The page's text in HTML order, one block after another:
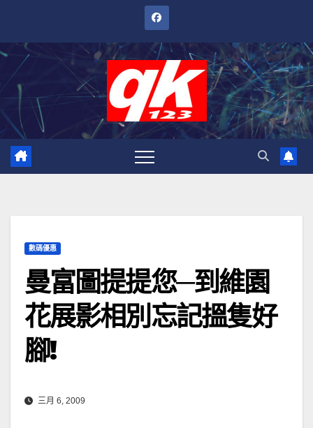
內
數碼優惠
曼富圖提提您─到維園
花展影相別忘記搵隻好
腳!
三月 6, 2009